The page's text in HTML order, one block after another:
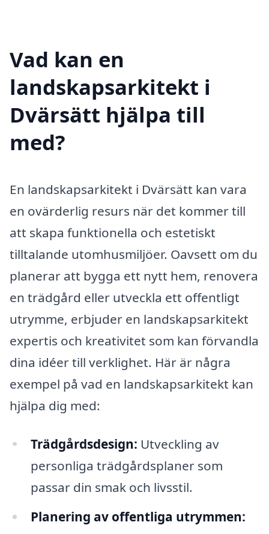
Vad kan en
landskapsarkitekt i
Dvärsätt hjälpa till
med?
En landskapsarkitekt i Dvärsätt kan vara
en ovärderlig resurs när det kommer till
att skapa funktionella och estetiskt
tilltalande utomhusmiljöer. Oavsett om du
planerar att bygga ett nytt hem, renovera
en trädgård eller utveckla ett offentligt
utrymme, erbjuder en landskapsarkitekt
expertis och kreativitet som kan förvandla
dina idéer till verklighet. Här är några
exempel på vad en landskapsarkitekt kan
hjälpa dig med:
Trädgårdsdesign: Utveckling av
personliga trädgårdsplaner som
passar din smak och livsstil.
Planering av offentliga utrymmen: